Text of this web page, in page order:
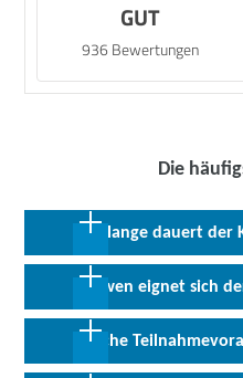
GUT
936 Bewertungen
Die
Wie lange dauert der
2 Wochen in Vollzeit
Für wen eignet sich
Diese Weiterbildung ist
und Designer für Web,
Welche